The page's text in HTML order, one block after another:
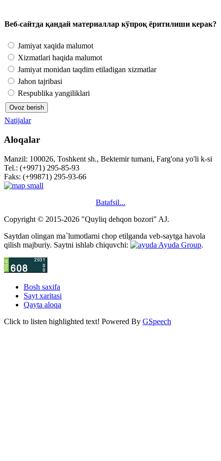
Веб-сайтда қандай материаллар кўпроқ ёритилиши керак?
Jamiyat xaqida malumot
Xizmatlari haqida malumot
Jamiyat monidan taqdim etiladigan xizmatlar
Jahon tajribasi
Respublika yangiliklari
Natijalar
Aloqalar
Manzil: 100026, Toshkent sh., Bektemir tumani, Farg'ona yo'li k-si
Tel.: (+9971) 295-85-93
Faks: (+99871) 295-93-66
Batafsil...
Copyright © 2015-2026 "Quyliq dehqon bozori" AJ.
Saytdan olingan ma`lumotlarni chop etilganda veb-saytga havola
qilish majburiy. Saytni ishlab chiquvchi:
Ayuda Group.
Bosh saxifa
Sayt xaritasi
Qayta aloqa
Click to listen highlighted text! Powered By GSpeech